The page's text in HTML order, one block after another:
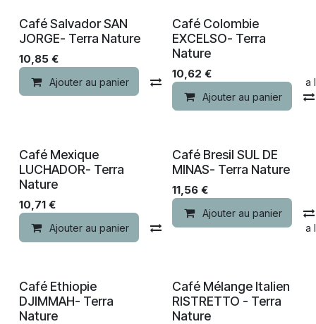
Nouveau !
Café Salvador SAN
JORGE- Terra Nature
10,85 €
Ajouter au panier Comparer Ajouter à la
Nouveau !
Café Colombie
EXCELSO- Terra
Nature
10,62 €
Ajouter au panier
Nouveau !
Café Mexique
LUCHADOR- Terra
Nature
10,71 €
Ajouter au panier Comparer Ajouter à la
Nouveau !
Café Bresil SUL DE
MINAS- Terra Nature
11,56€
Ajouter au panier
Nouveau !
Café Ethiopie
DJIMMAH- Terra
Nature
Nouveau !
Café Mélange Italien
RISTRETTO - Terra
Nature